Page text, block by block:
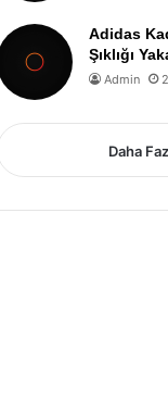
Adidas
Şıklığı
Admin
Daha